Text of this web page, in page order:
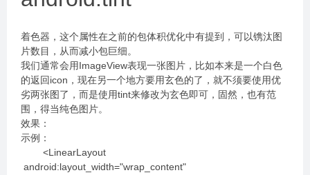
着色器，这个属性在之前的包体积优化中有提到，可以镌汰图
片数目，从而减小包巨细。
我们通常会用ImageView表现一张图片，比如本来是一个白色
的返回icon，现在另一个地方要用玄色的了，就不须要使用优
劣两张图了，而是使用tint来修改为玄色即可，固然，也有范
围，得当纯色图片。
效果：
示例：
<LinearLayout
android:layout_width="wrap_content"